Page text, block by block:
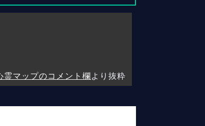
霊マップのコメント欄より抜粋